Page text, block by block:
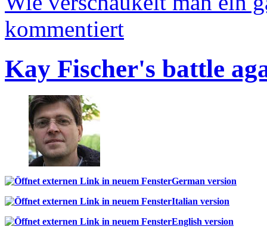
kommentiert
Kay Fischer's battle
German version
Italian version
English version